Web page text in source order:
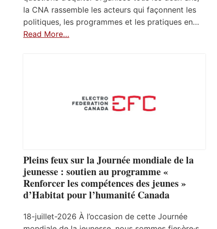
la CNA rassemble les acteurs qui façonnent les
politiques, les programmes et les pratiques en…
Read More…
Pleins feux sur la Journée mondiale de la
jeunesse : soutien au programme «
Renforcer les compétences des jeunes »
d’Habitat pour l’humanité Canada
18-juillet-2026 À l’occasion de cette Journée